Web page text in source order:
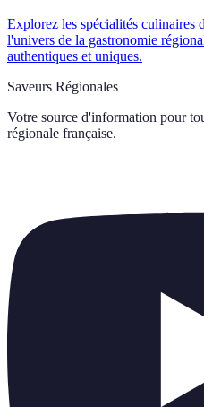
Explorez les spécialités culinaires
l'univers de la gastronomie
authentiques et uniques.
Saveurs Régionales
Votre source d'information pour
régionale française.